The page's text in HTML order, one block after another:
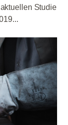
Studie